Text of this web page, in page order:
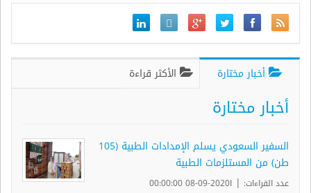
أخبار مختارة الأكثر قراءة
أخبار مختارة
السفير السعودي يسلم الإمدادات الطبية (105
طن) من المستلزمات الطبية
عدد القراءات: | ا2020-09-08 00:00:00